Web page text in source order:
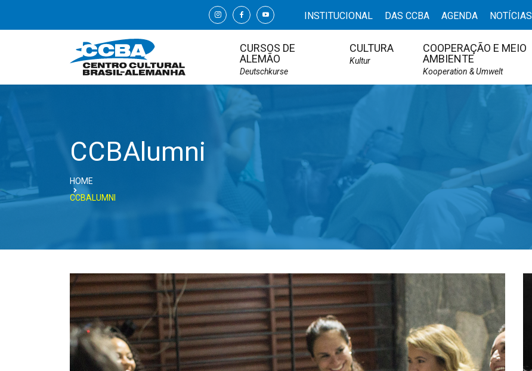
INSTITUCIONAL DAS CCBA AGENDA NOTÍCIAS
CURSOS DE
ALEMÃO
Deutschkurse
CULTURA
Kultur
COOPERAÇÃO E MEIO
AMBIENTE
Kooperation & Umwelt
CCBAlumni
HOME
CCBALUMNI